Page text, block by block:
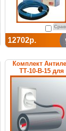
12702р.
Комплект
ТТ-10-В-15 для
обогрева труб